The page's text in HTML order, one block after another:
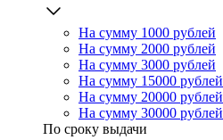
На сумму 1000 рублей
На сумму 2000 рублей
На сумму 3000 рублей
На сумму 15000 рублей
На сумму 20000 рублей
На сумму 30000 рублей
По сроку выдачи